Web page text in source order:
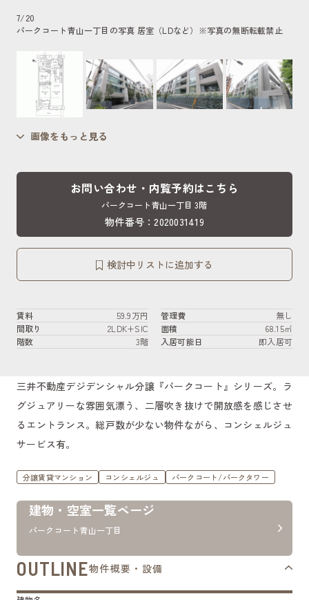
7/20
パークコート青山一丁目の写真 居室（LDなど） ※写真の無断転載禁止
画像をもっと見る
お問い合わせ・内覧予約はこちら
パークコート青山一丁目 3階
物件番号：2020031419
検討中リストに追加する
賃料 59.9万円 管理費
無し
間取り
2LDK+SIC 面積
68.15㎡
階数
3階 入居可能日 即入居可
三井不動産デジデンシャル分譲『パークコート』シリーズ。ラ
グジュアリーな雰囲気漂う、二層吹き抜けで開放感を感じさせ
るエントランス。総戸数が少ない物件ながら、コンシェルジュ
サービス有。
分譲賃貸マンション コンシェルジュ パークコート/パークタワー
建物・空室一覧ページ
パークコート青山一丁目
OUTLINE物件概要・設備